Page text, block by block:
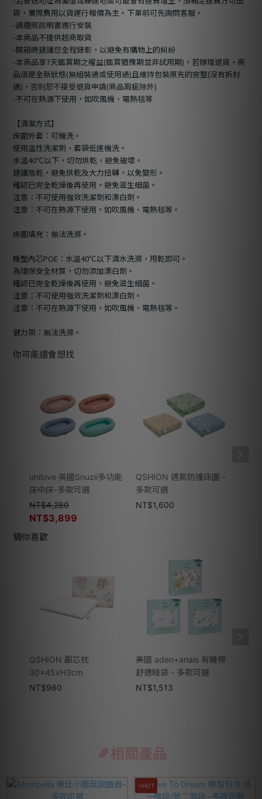
貨，實際費用以貨運行報價為主。下單前可先詢問客服。
-請遵照說明書進行安裝
-本商品不提供超商取貨
-開箱時建議您全程錄影，以避免有購物上的糾紛
-本商品享7天鑑賞期之權益(鑑賞猶豫期並非試用期)，若辦理退貨，商
品須是全新狀態(無組裝過或使用過)且維持包裝原先的完整(沒有拆封
過)，否則恕不接受退貨申請(商品瑕疵除外)
-不可在熱源下使用，如吹風機、電熱毯等
【清潔方式】
床圍外套：可機洗。
使用溫性洗潔劑，套袋低速機洗。
水溫40℃以下，切勿烘乾，避免破壞。
建議陰乾，避免烘乾及大力扭轉，以免變形。
確認已完全乾燥後再使用，避免滋生細菌。
注意：不可使用強效洗潔劑和漂白劑。
注意：不可在熱源下使用，如吹風機、電熱毯等。
床圍填充：無法洗滌。
睡墊內芯POE：水溫40℃以下清水洗滌，甩乾即可。
為環保安全材質，切勿添加漂白劑。
確認已完全乾燥後再使用，避免滋生細菌。
注意：不可使用強效洗潔劑和漂白劑。
注意：不可在熱源下使用，如吹風機、電熱毯等。
健力架：無法洗滌。
你可能還會想找
unilove 英國Snuzii多功能
床中床-多款可選
NT$4,280
NT$3,899
QSHION 透氣防撞床圍 -
多款可選
NT$1,600
猜你喜歡
QSHION 甜芯枕
30x45xH3cm
NT$980
美國 aden+anais 有機棉
舒適睡袋 - 多款可選
NT$1,513
相關產品
⭐HOT